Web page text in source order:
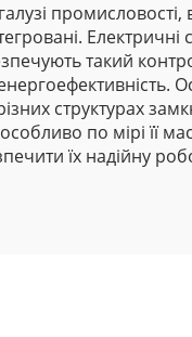
такий
структурах
по мірі її
їх надійну